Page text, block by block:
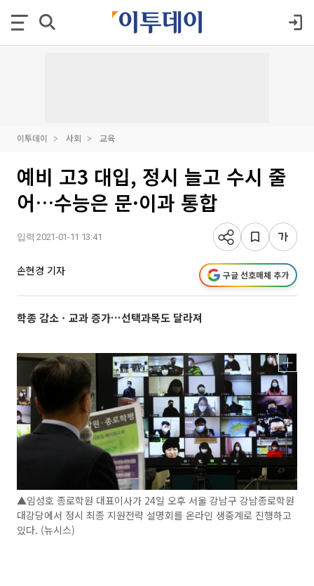
이투데이 사회 교육
예비 고3 대입, 정시 늘고 수시 줄
어…수능은 문·이과 통합
입력 2021-01-11 13:41
손현경 기자 구글 선호매체 추가
학종 감소ㆍ교과 증가…선택과목도 달라져
▲임성호 종로학원 대표이사가 24일 오후 서울 강남구 강남종로학원
대강당에서 정시 최종 지원전략 설명회를 온라인 생중계로 진행하고
있다. (뉴시스)